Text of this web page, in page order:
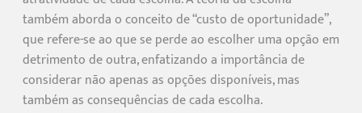
também aborda o conceito de “custo de oportunidade”,
que refere-se ao que se perde ao escolher uma opção em
detrimento de outra, enfatizando a importância de
considerar não apenas as opções disponíveis, mas
também as consequências de cada escolha.